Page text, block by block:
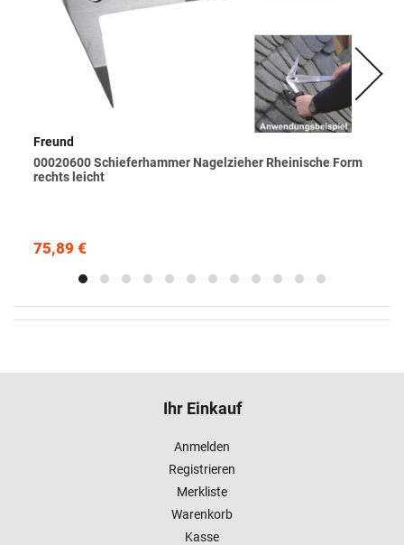
Freund
00020600 Schieferhammer Nagelzieher Rheinische Form
rechts leicht
75,89 €
Ihr Einkauf
Anmelden
Registrieren
Merkliste
Warenkorb
Kasse